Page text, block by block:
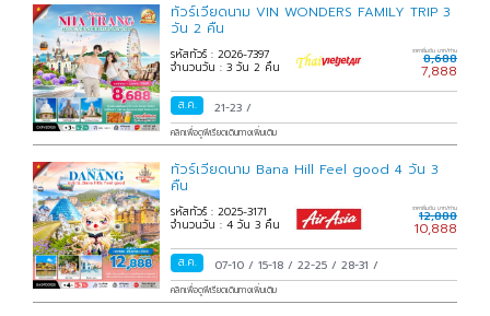
หางโจว
34 โปรแกรม
ซินเจียง
คานาสือ
16 โปรแกรม
ลั่วหยาง
ง้อไบ๊
2 โปรแกรม
เล่อซาน
ต๋ากู่ปิงชวน
9 โปรแกรม
กุ้ยโจว
10 โปรแกรม
ทัวร์เวียดนาม VIN WONDERS FAMILY TRIP 3
วัน 2 คืน
รหัสทัวร์ : 2026-7397
จำนวนวัน : 3 วัน 2 คืน
ราคาเริ่มต้น บาท/ท่าน
8,688
7,888
ส.ค. 21-23/
คลิกเพื่อดูพีเรียดเดินทางเพิ่มเติม
ทัวร์เวียดนาม Bana Hill Feel good 4 วัน 3
คืน
รหัสทัวร์ : 2025-3171
จำนวนวัน : 4 วัน 3 คืน
ราคาเริ่มต้น บาท/ท่าน
12,888
10,888
ส.ค. 07-10/15-18/22-25/28-31/
คลิกเพื่อดูพีเรียดเดินทางเพิ่มเติม